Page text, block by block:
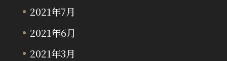
2021年7月
2021年6月
2021年3月